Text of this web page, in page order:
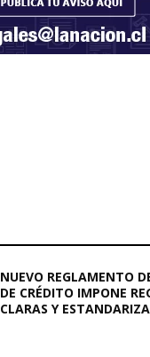
NUEVO REGLAMENTO
DE CRÉDITO IMPONE
CLARAS Y